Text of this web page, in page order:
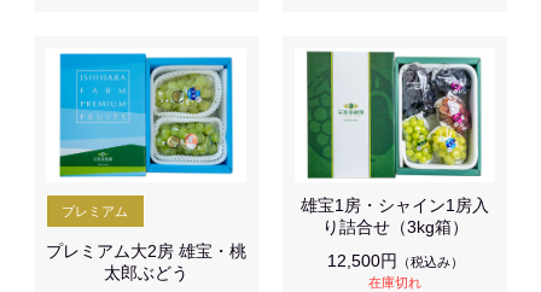
プレミアム大2房 雄宝・桃
太郎ぶどう
雄宝1房・シャイン1房入
り詰合せ（3kg箱）
12,500円
（税込み）
在庫切れ